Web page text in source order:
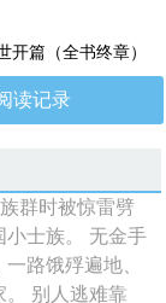
开篇（全书终章）
读记录
群时被惊雷劈
小士族。 无金手
路饿殍遍地、
。 别人逃难靠